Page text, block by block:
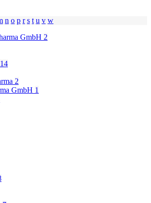
n o p r s t u v w
GmbH 2
14
2
GmbH 1